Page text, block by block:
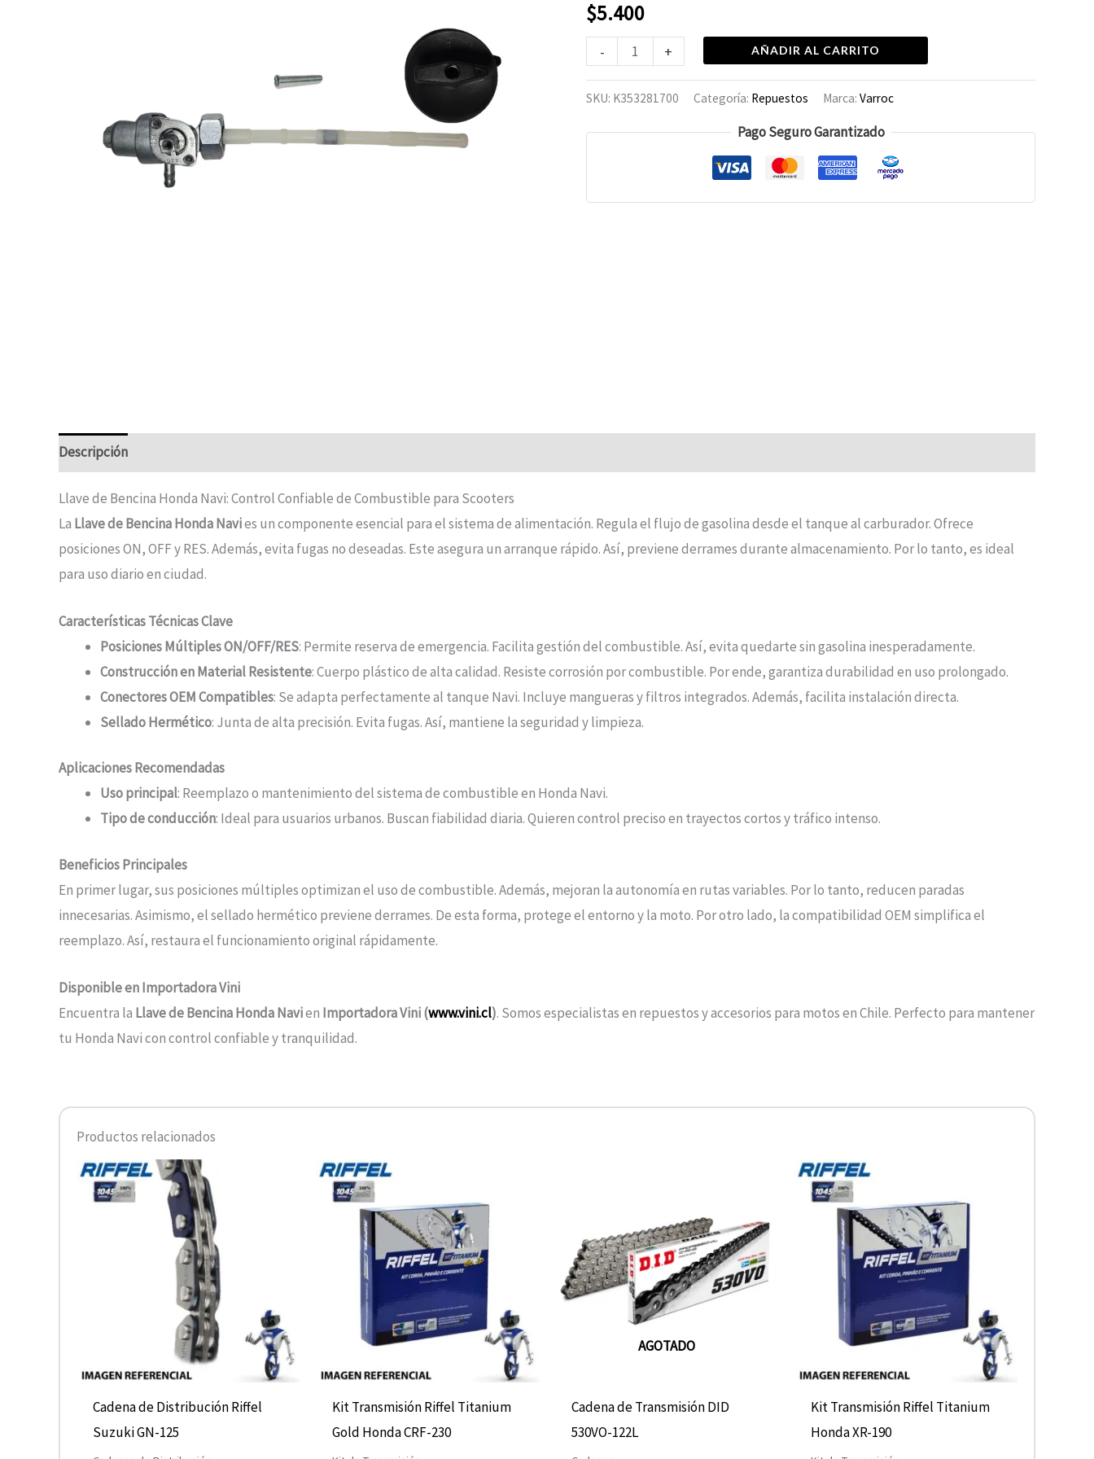
$5.400
-
cantidad
+ AÑADIR AL CARRITO
SKU: K353281700 Categoría: Repuestos Marca: Varroc
Pago Seguro Garantizado
Descripción
Llave de Bencina Honda Navi: Control Confiable de Combustible para Scooters
La Llave de Bencina Honda Navies un componente esencial para el sistema de alimentación. Regula el flujo de gasolina desde el tanque al carburador. Ofrece
posiciones ON, OFF y RES. Además, evita fugas no deseadas. Este asegura un arranque rápido. Así, previene derrames durante almacenamiento. Por lo tanto, es ideal
para uso diario en ciudad.
Características Técnicas Clave
Posiciones Múltiples ON/OFF/RES: Permite reserva de emergencia. Facilita gestión del combustible. Así, evita quedarte sin gasolina inesperadamente.
Construcción en Material Resistente: Cuerpo plástico de alta calidad. Resiste corrosión por combustible. Por ende, garantiza durabilidad en uso prolongado.
Conectores OEM Compatibles: Se adapta perfectamente al tanque Navi. Incluye mangueras y filtros integrados. Además, facilita instalación directa.
Sellado Hermético: Junta de alta precisión. Evita fugas. Así, mantiene la seguridad y limpieza.
Aplicaciones Recomendadas
Uso principal: Reemplazo o mantenimiento del sistema de combustible en Honda Navi.
Tipo de conducción: Ideal para usuarios urbanos. Buscan fiabilidad diaria. Quieren control preciso en trayectos cortos y tráfico intenso.
Beneficios Principales
En primer lugar, sus posiciones múltiples optimizan el uso de combustible. Además, mejoran la autonomía en rutas variables. Por lo tanto, reducen paradas
innecesarias. Asimismo, el sellado hermético previene derrames. De esta forma, protege el entorno y la moto. Por otro lado, la compatibilidad OEM simplifica el
reemplazo. Así, restaura el funcionamiento original rápidamente.
Disponible en Importadora Vini
Encuentra la Llave de Bencina Honda Navien Importadora Vini (www.vini.cl). Somos especialistas en repuestos y accesorios para motos en Chile. Perfecto para mantener
tu Honda Navi con control confiable y tranquilidad.
Productos relacionados
Cadena de Distribución Riffel
Suzuki GN-125
Kit Transmisión Riffel Titanium
Gold Honda CRF-230
AGOTADO
Cadena de Transmisión DID
530VO-122L
Kit Transmisión Riffel Titanium
Honda XR-190